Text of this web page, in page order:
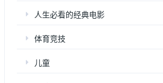
人生必看的经典电影
体育竞技
儿童